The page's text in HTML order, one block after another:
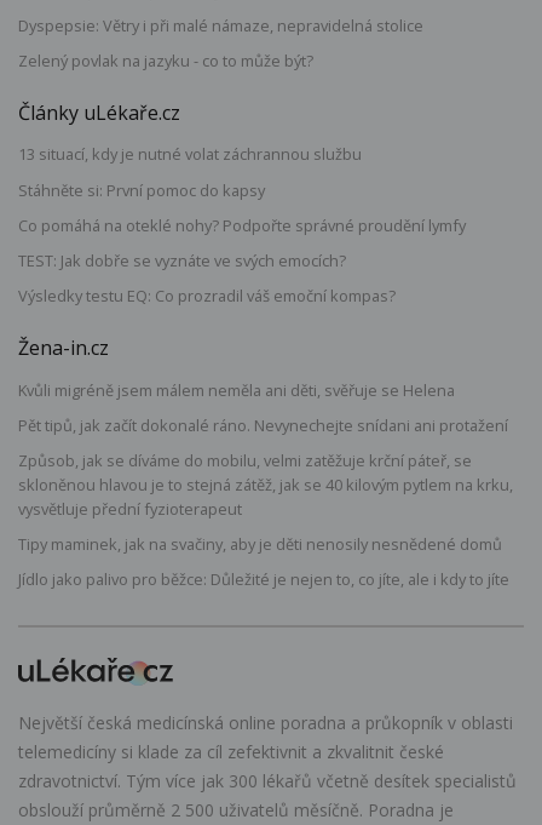
Dyspepsie: Větry i při malé námaze, nepravidelná stolice
Zelený povlak na jazyku - co to může být?
Články uLékaře.cz
13 situací, kdy je nutné volat záchrannou službu
Stáhněte si: První pomoc do kapsy
Co pomáhá na oteklé nohy? Podpořte správné proudění lymfy
TEST: Jak dobře se vyznáte ve svých emocích?
Výsledky testu EQ: Co prozradil váš emoční kompas?
Žena-in.cz
Kvůli migréně jsem málem neměla ani děti, svěřuje se Helena
Pět tipů, jak začít dokonalé ráno. Nevynechejte snídani ani protažení
Způsob, jak se díváme do mobilu, velmi zatěžuje krční páteř, se
skloněnou hlavou je to stejná zátěž, jak se 40 kilovým pytlem na krku,
vysvětluje přední fyzioterapeut
Tipy maminek, jak na svačiny, aby je děti nenosily nesnědené domů
Jídlo jako palivo pro běžce: Důležité je nejen to, co jíte, ale i kdy to jíte
Největší česká medicínská online poradna a průkopník v oblasti
telemedicíny si klade za cíl zefektivnit a zkvalitnit české
zdravotnictví. Tým více jak 300 lékařů včetně desítek specialistů
obslouží průměrně 2 500 uživatelů měsíčně. Poradna je